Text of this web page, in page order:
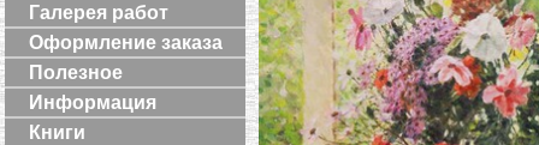
Галерея работ
Оформление заказа
Полезное
Информация
Книги